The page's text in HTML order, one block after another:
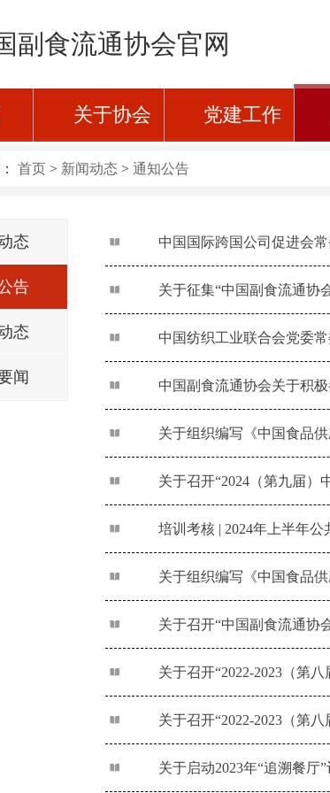
副食流通协会官网
关于协会 党建工作
首页 > 新闻动态 > 通知公告
态
告
态
闻
中国国际跨国公司促进会
关于征集“中国副食流通协
中国纺织工业联合会党委
中国副食流通协会关于积
关于组织编写《中国食品
关于召开“2024（第九届）
培训考核 | 2024年上半年
关于组织编写《中国食品
关于召开“2022-2023（第
关于召开“2022-2023（第
关于启动2023年“追溯餐厅